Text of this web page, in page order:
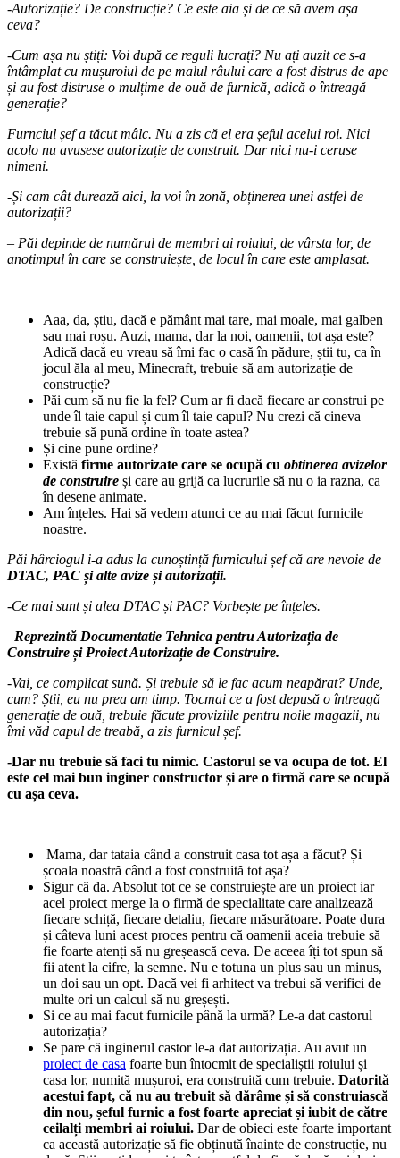
-Autorizație? De construcție? Ce este aia și de ce să avem așa
ceva?
-Cum așa nu știți: Voi după ce reguli lucrați? Nu ați auzit ce s-a
întâmplat cu mușuroiul de pe malul râului care a fost distrus de ape
și au fost distruse o mulțime de ouă de furnică, adică o întreagă
generație?
Furnciul șef a tăcut mâlc. Nu a zis că el era șeful acelui roi. Nici
acolo nu avusese autorizație de construit. Dar nici nu-i ceruse
nimeni.
-Și cam cât durează aici, la voi în zonă, obținerea unei astfel de
autorizații?
– Păi depinde de numărul de membri ai roiului, de vârsta lor, de
anotimpul în care se construiește, de locul în care este amplasat.
Aaa, da, știu, dacă e pământ mai tare, mai moale, mai galben
sau mai roșu. Auzi, mama, dar la noi, oamenii, tot așa este?
Adică dacă eu vreau să îmi fac o casă în pădure, știi tu, ca în
jocul ăla al meu, Minecraft, trebuie să am autorizație de
construcție?
Păi cum să nu fie la fel? Cum ar fi dacă fiecare ar construi pe
unde îl taie capul și cum îl taie capul? Nu crezi că cineva
trebuie să pună ordine în toate astea?
Și cine pune ordine?
Există firme autorizate care se ocupă cu obtinerea avizelor
de construire și care au grijă ca lucrurile să nu o ia razna, ca
în desene animate.
Am înțeles. Hai să vedem atunci ce au mai făcut furnicile
noastre.
Păi hârciogul i-a adus la cunoștință furnicului șef că are nevoie de
DTAC, PAC și alte avize și autorizații.
-Ce mai sunt și alea DTAC și PAC? Vorbește pe înțeles.
–Reprezintă Documentatie Tehnica pentru Autorizația de
Construire și Proiect Autorizație de Construire.
-Vai, ce complicat sună. Și trebuie să le fac acum neapărat? Unde,
cum? Știi, eu nu prea am timp. Tocmai ce a fost depusă o întreagă
generație de ouă, trebuie făcute proviziile pentru noile magazii, nu
îmi văd capul de treabă, a zis furnicul șef.
-Dar nu trebuie să faci tu nimic. Castorul se va ocupa de tot. El
este cel mai bun inginer constructor și are o firmă care se ocupă
cu așa ceva.
Mama, dar tataia când a construit casa tot așa a făcut? Și
școala noastră când a fost construită tot așa?
Sigur că da. Absolut tot ce se construiește are un proiect iar
acel proiect merge la o firmă de specialitate care analizează
fiecare schiță, fiecare detaliu, fiecare măsurătoare. Poate dura
și câteva luni acest proces pentru că oamenii aceia trebuie să
fie foarte atenți să nu greșească ceva. De aceea îți tot spun să
fii atent la cifre, la semne. Nu e totuna un plus sau un minus,
un doi sau un opt. Dacă vei fi arhitect va trebui să verifici de
multe ori un calcul să nu greșești.
Si ce au mai facut furnicile până la urmă? Le-a dat castorul
autorizația?
Se pare că inginerul castor le-a dat autorizația. Au avut un
proiect de casa foarte bun întocmit de specialiștii roiului și
casa lor, numită mușuroi, era construită cum trebuie. Datorită
acestui fapt, că nu au trebuit să dărâme și să construiască
din nou, șeful furnic a fost foarte apreciat și iubit de către
ceilalți membri ai roiului. Dar de obieci este foarte important
ca această autorizație să fie obținută înainte de construcție, nu